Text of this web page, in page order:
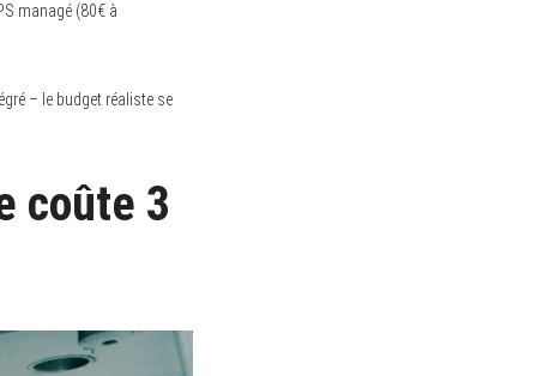
managé (80€ à
– le budget réaliste se
coûte 3